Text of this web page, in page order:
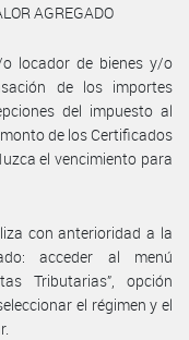
AGREGADO
o locador de bienes y/o
de los importes
del impuesto al
de los Certificados
el vencimiento para
con anterioridad a la
acceder al menú
Tributarias”, opción
el régimen y el